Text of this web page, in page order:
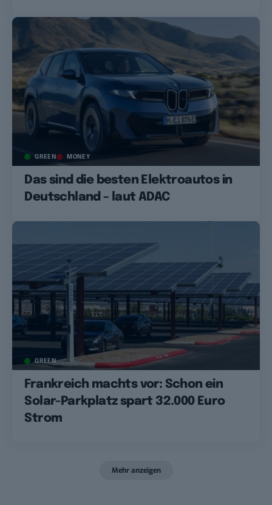
GREEN MONEY
Das sind die besten Elektroautos in
Deutschland – laut ADAC
GREEN
Frankreich machts vor: Schon ein
Solar-Parkplatz spart 32.000 Euro
Strom
Mehr anzeigen